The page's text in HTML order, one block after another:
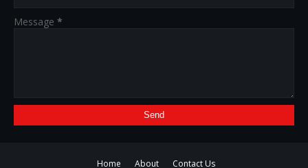
Message *
Home About Contact Us